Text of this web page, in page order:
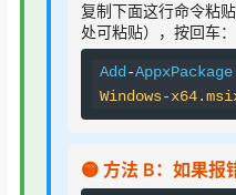
复制下面这行命令粘
处可粘贴），按回车：
Add -AppxPackage
Windows-
🟡 方法 B：如果报